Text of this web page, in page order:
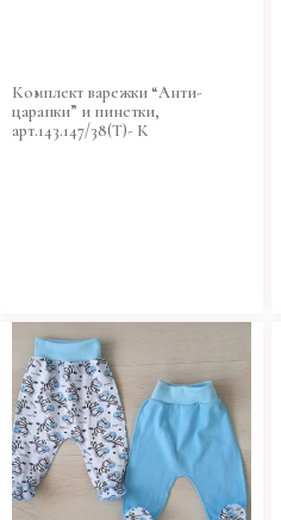
Комплект варежки “Анти-
царапки” и пинетки,
арт.143.147/38(Т)- К